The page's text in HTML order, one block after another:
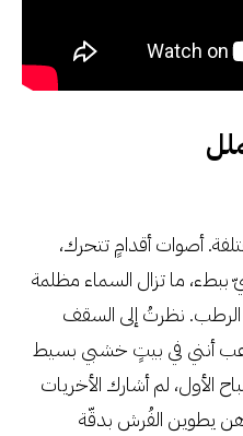
أصوات أقدامٍ تتحرك،
ما تزال السماء مظلمة
الرطب. نظرتُ إلى السقف
أنني في بيتٍ خشبي بسيط
الأول، لم أشارك الأخريات
يطوين الفُرش بدقّة